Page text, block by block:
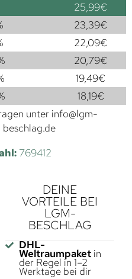
25,99€
23,39€
22,09€
20,79€
19,49€
18,19€
unter info@lgm-
beschlag.de
769412
DEINE
VORTEILE BEI
LGM-
BESCHLAG
DHL-
Weltraumpaketin
der Regel in 1–2
Werktage bei dir